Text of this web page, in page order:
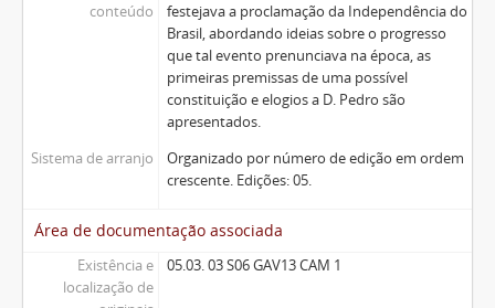
conteúdo
festejava a proclamação da Independência do
Brasil, abordando ideias sobre o progresso
que tal evento prenunciava na época, as
primeiras premissas de uma possível
constituição e elogios a D. Pedro são
apresentados.
Sistema de arranjo
Organizado por número de edição em ordem
crescente. Edições: 05.
Área de documentação associada
Existência e
localização de
05.03. 03 S06 GAV13 CAM 1